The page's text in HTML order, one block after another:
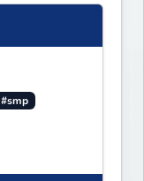
#smp